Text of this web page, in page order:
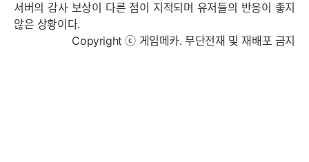
서버의 감사 보상이 다른 점이 지적되며 유저들의 반응이 좋지
않은 상황이다.
Copyright ⓒ 게임메카. 무단전재 및 재배포 금지